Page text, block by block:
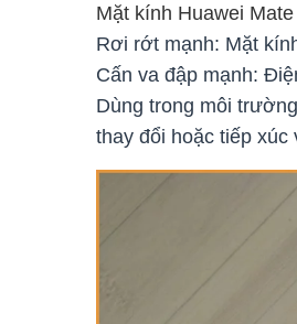
Mặt kính Huawei
Rơi rớt mạnh: Mặt
Cấn va đập mạnh:
Dùng trong môi
thay đổi hoặc tiếp xúc